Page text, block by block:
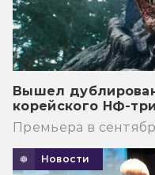
Вышел
корейского НФ-
Премьера в
Новости